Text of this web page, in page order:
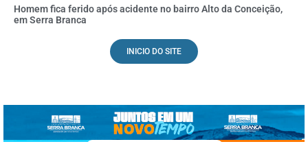
Homem fica ferido após acidente no bairro Alto da Conceição,
em Serra Branca
INICIO DO SITE